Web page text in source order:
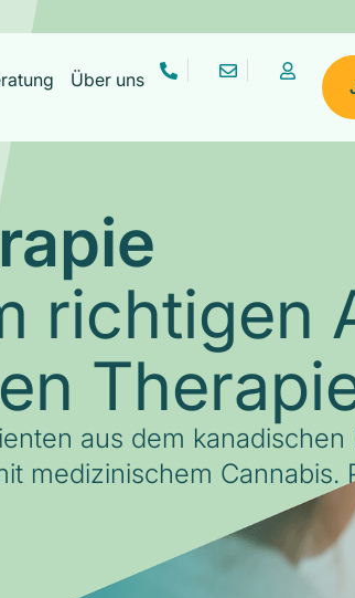
Über uns
richtigen
aus dem kanadischen
medizinischem Cannabis.